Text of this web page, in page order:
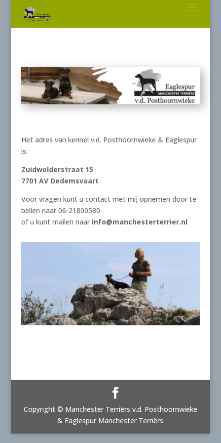
Het adres van kennel v.d. Posthoornwieke & Eaglespur
is:
Zuidwolderstraat 15
7701 AV Dedemsvaart
Voor vragen kunt u contact met mij opnemen door te
bellen naar 06-21800580
of u kunt mailen naar info@manchesterterrier.nl
Copyright © Manchester Terriërs v.d. Posthoornwieke
& Eaglespur Manchester Terriërs